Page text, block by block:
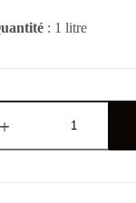
: 1 litre